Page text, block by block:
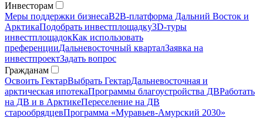
Инвесторам
Меры поддержки бизнесаB2B-платформа Дальний Восток и
АрктикаПодобрать инвестплощадку3D-туры
инвестплощадокКак использовать
преференцииДальневосточный кварталЗаявка на
инвестпроектЗадать вопрос
Гражданам
Освоить ГектарВыбрать ГектарДальневосточная и
арктическая ипотекаПрограммы благоустройства ДВРаботать
на ДВ и в АрктикеПереселение на ДВ
старообрядцевПрограмма «Муравьев-Амурский 2030»